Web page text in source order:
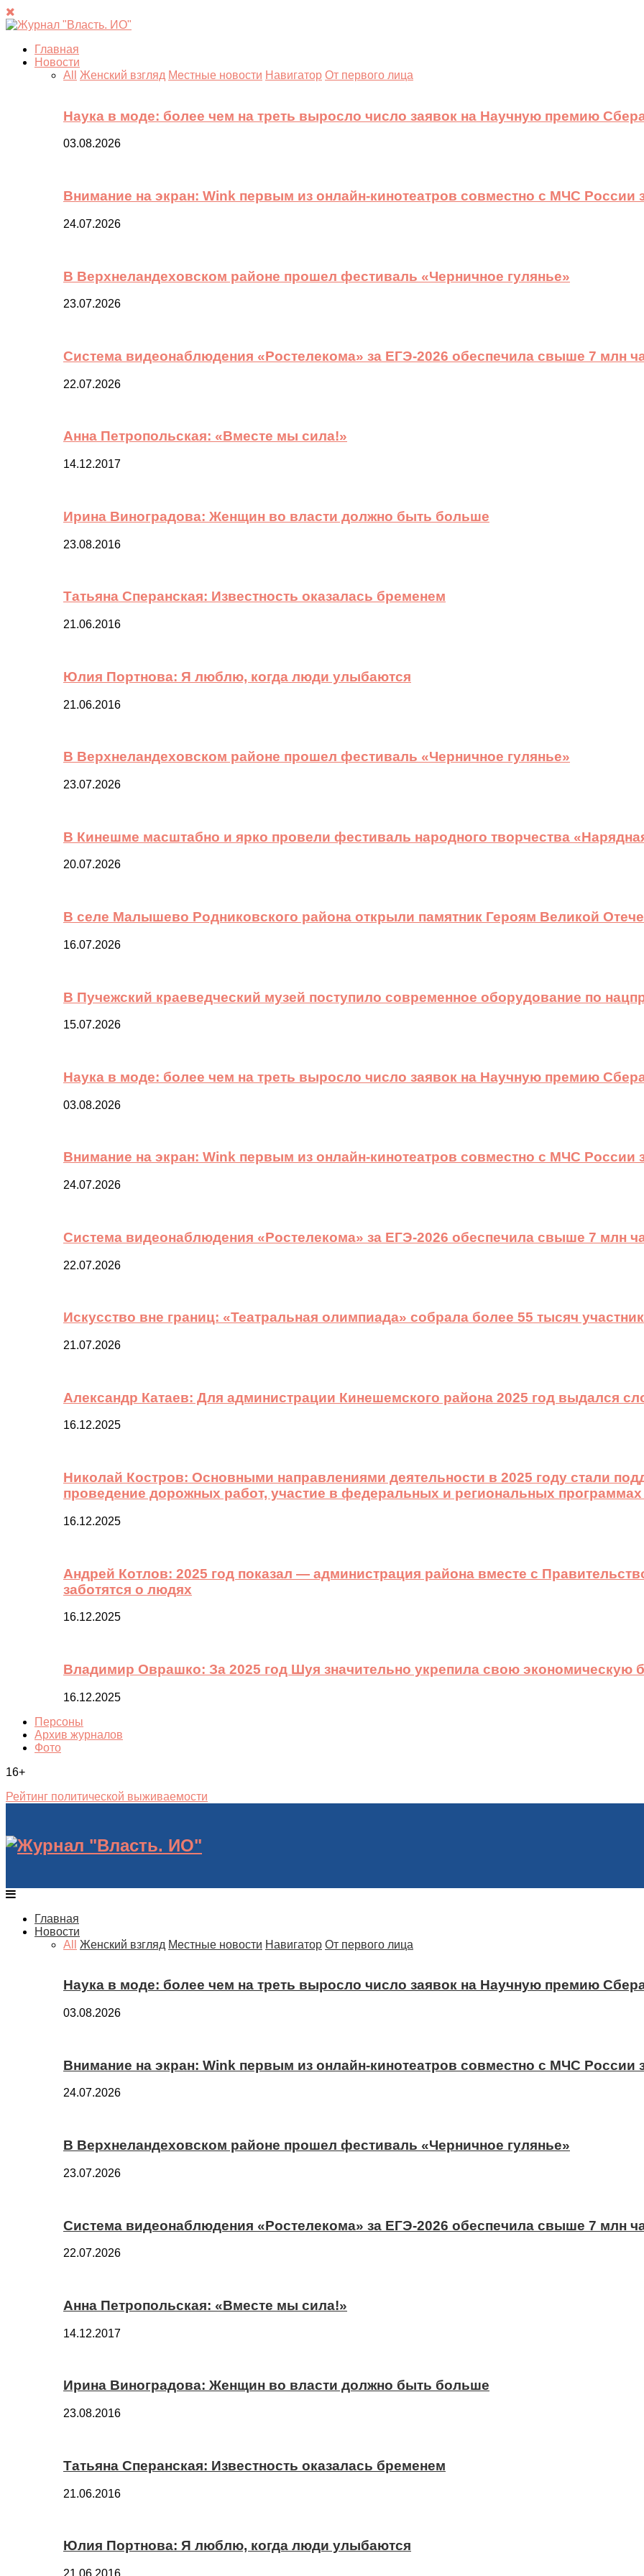
Главная
Новости
All
Женский взгляд Местные новости Навигатор От первого лица
Наука в моде: более чем на треть выросло число заявок на Научную премию
03.08.2026
Внимание на экран: Wink первым из онлайн-кинотеатров совместно с МЧС России
24.07.2026
В Верхнеландеховском районе прошел фестиваль «Черничное гулянье»
23.07.2026
Система видеонаблюдения «Ростелекома» за ЕГЭ-2026 обеспечила свыше 7 млн
22.07.2026
Анна Петропольская: «Вместе мы сила!»
14.12.2017
Ирина Виноградова: Женщин во власти должно быть больше
23.08.2016
Татьяна Сперанская: Известность оказалась бременем
21.06.2016
Юлия Портнова: Я люблю, когда люди улыбаются
21.06.2016
В Верхнеландеховском районе прошел фестиваль «Черничное гулянье»
23.07.2026
В Кинешме масштабно и ярко провели фестиваль народного творчества
20.07.2026
В селе Малышево Родниковского района открыли памятник Героям Великой
16.07.2026
В Пучежский краеведческий музей поступило современное оборудование по
15.07.2026
Наука в моде: более чем на треть выросло число заявок на Научную премию
03.08.2026
Внимание на экран: Wink первым из онлайн-кинотеатров совместно с МЧС России
24.07.2026
Система видеонаблюдения «Ростелекома» за ЕГЭ-2026 обеспечила свыше 7 млн
22.07.2026
Искусство вне границ: «Театральная олимпиада» собрала более 55 тысяч
21.07.2026
Александр Катаев: Для администрации Кинешемского района 2025 год выдался
16.12.2025
Николай Костров: Основными направлениями деятельности в 2025 году стали
проведение дорожных работ, участие в федеральных и региональных программах
16.12.2025
Андрей Котлов: 2025 год показал — администрация района вместе с
заботятся о людях
16.12.2025
Владимир Оврашко: За 2025 год Шуя значительно укрепила свою экономическую
16.12.2025
Персоны
Архив журналов
Фото
16+
Рейтинг политической выживаемости
Главная
Новости
All
Женский взгляд Местные новости Навигатор От первого лица
Наука в моде: более чем на треть выросло число заявок на Научную премию
03.08.2026
Внимание на экран: Wink первым из онлайн-кинотеатров совместно с МЧС России
24.07.2026
В Верхнеландеховском районе прошел фестиваль «Черничное гулянье»
23.07.2026
Система видеонаблюдения «Ростелекома» за ЕГЭ-2026 обеспечила свыше 7 млн
22.07.2026
Анна Петропольская: «Вместе мы сила!»
14.12.2017
Ирина Виноградова: Женщин во власти должно быть больше
23.08.2016
Татьяна Сперанская: Известность оказалась бременем
21.06.2016
Юлия Портнова: Я люблю, когда люди улыбаются
21.06.2016